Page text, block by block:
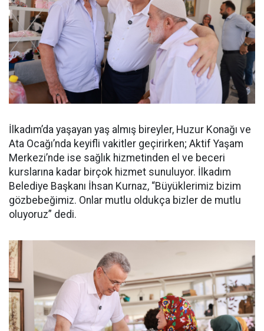
İlkadım’da yaşayan yaş almış bireyler, Huzur Konağı ve
Ata Ocağı’nda keyifli vakitler geçirirken; Aktif Yaşam
Merkezi’nde ise sağlık hizmetinden el ve beceri
kurslarına kadar birçok hizmet sunuluyor. İlkadım
Belediye Başkanı İhsan Kurnaz, “Büyüklerimiz bizim
gözbebeğimiz. Onlar mutlu oldukça bizler de mutlu
oluyoruz” dedi.